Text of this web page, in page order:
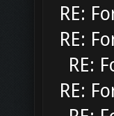
RE:
RE:
RE:
RE: